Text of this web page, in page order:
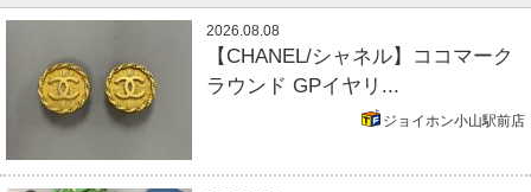
2026.08.08
【CHANEL/シャネル】ココマーク
ラウンド GPイヤリ...
ジョイホン小山駅前店